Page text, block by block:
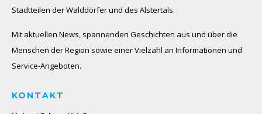
Stadtteilen der Walddörfer und des Alstertals.
Mit aktuellen News, spannenden Geschichten aus und über die
Menschen der Region sowie einer Vielzahl an Informationen und
Service-Angeboten.
KONTAKT